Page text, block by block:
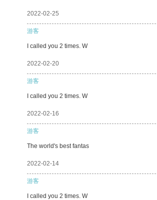
2022-02-25
游客
I called you 2 times. W
2022-02-20
游客
I called you 2 times. W
2022-02-16
游客
The world's best fantas
2022-02-14
游客
I called you 2 times. W